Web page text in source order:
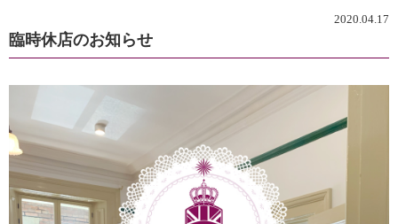
臨時休店のお知らせ
2020.04.17